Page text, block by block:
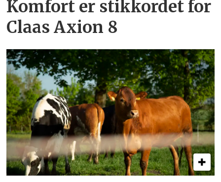
Komfort er stikkordet for
Claas Axion 8